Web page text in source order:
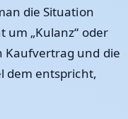
die Situation
um „Kulanz“ oder
Kaufvertrag und die
dem entspricht,